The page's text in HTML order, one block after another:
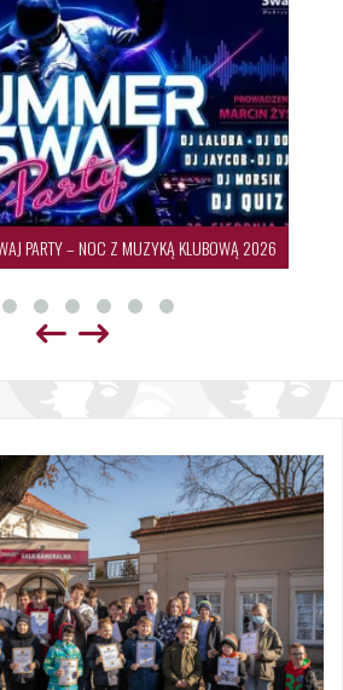
PARTY – NOC Z MUZYKĄ KLUBOWĄ 2026